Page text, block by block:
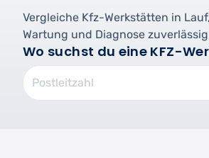
Vergleiche Kfz-Werkstätten in
Wartung und Diagnose
Wo suchst du eine KFZ-